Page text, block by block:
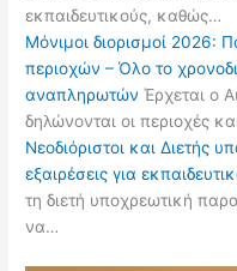
εκπαιδευτικούς, καθώς…
Μόνιμοι διορισμοί 2026:
περιοχών – Όλο το
αναπληρωτών Έρχεται ο
δηλώνονται οι περιοχές
Νεοδιόριστοι και Διετής
εξαιρέσεις για
τη διετή υποχρεωτική
να…